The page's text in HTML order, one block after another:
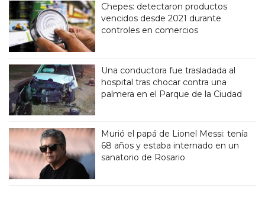
Chepes: detectaron productos
vencidos desde 2021 durante
controles en comercios
Una conductora fue trasladada al
hospital tras chocar contra una
palmera en el Parque de la Ciudad
Murió el papá de Lionel Messi: tenía
68 años y estaba internado en un
sanatorio de Rosario